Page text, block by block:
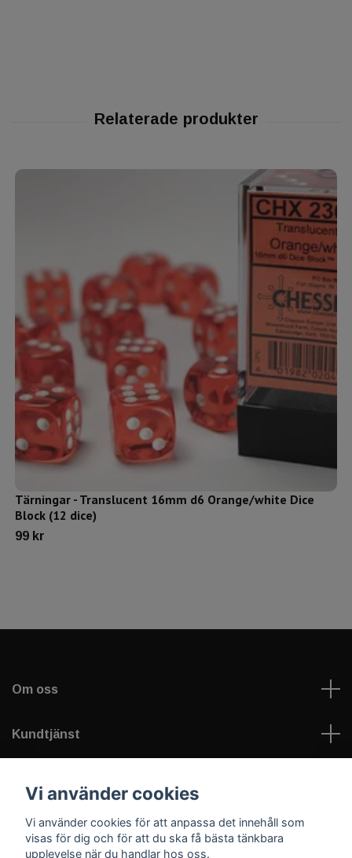
Tärningar - Translucent 16mm d6 Orange/white Dice
Block (12 dice)
99 kr
Om oss
Kundtjänst
Sociala medier
Vi använder cookies
Vi använder cookies för att anpassa det innehåll som
visas för dig och för att du ska få bästa tänkbara
upplevelse när du handlar hos oss.